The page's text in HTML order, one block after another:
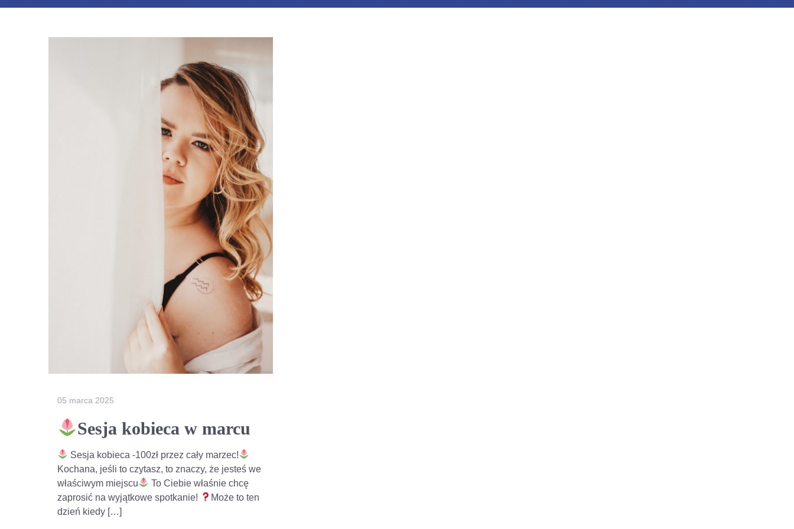
05 marca 2025
Sesja kobieca w marcu
Sesja kobieca -100zł przez cały marzec!
Kochana, jeśli to czytasz, to znaczy, że jesteś we
właściwym miejscu
To Ciebie właśnie chcę
zaprosić na wyjątkowe spotkanie!
Może to ten
dzień kiedy […]